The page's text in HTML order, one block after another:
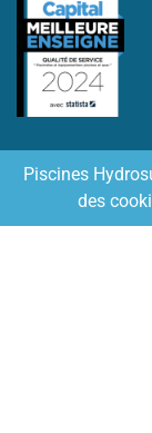
Piscines
des